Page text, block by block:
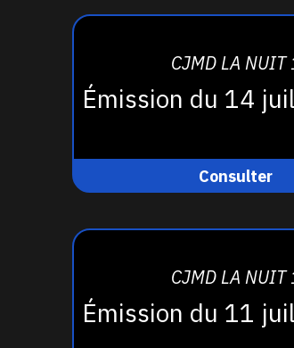
CJMD LA NUIT
Émission du 14
Consulter
CJMD LA NUIT
Émission du 11